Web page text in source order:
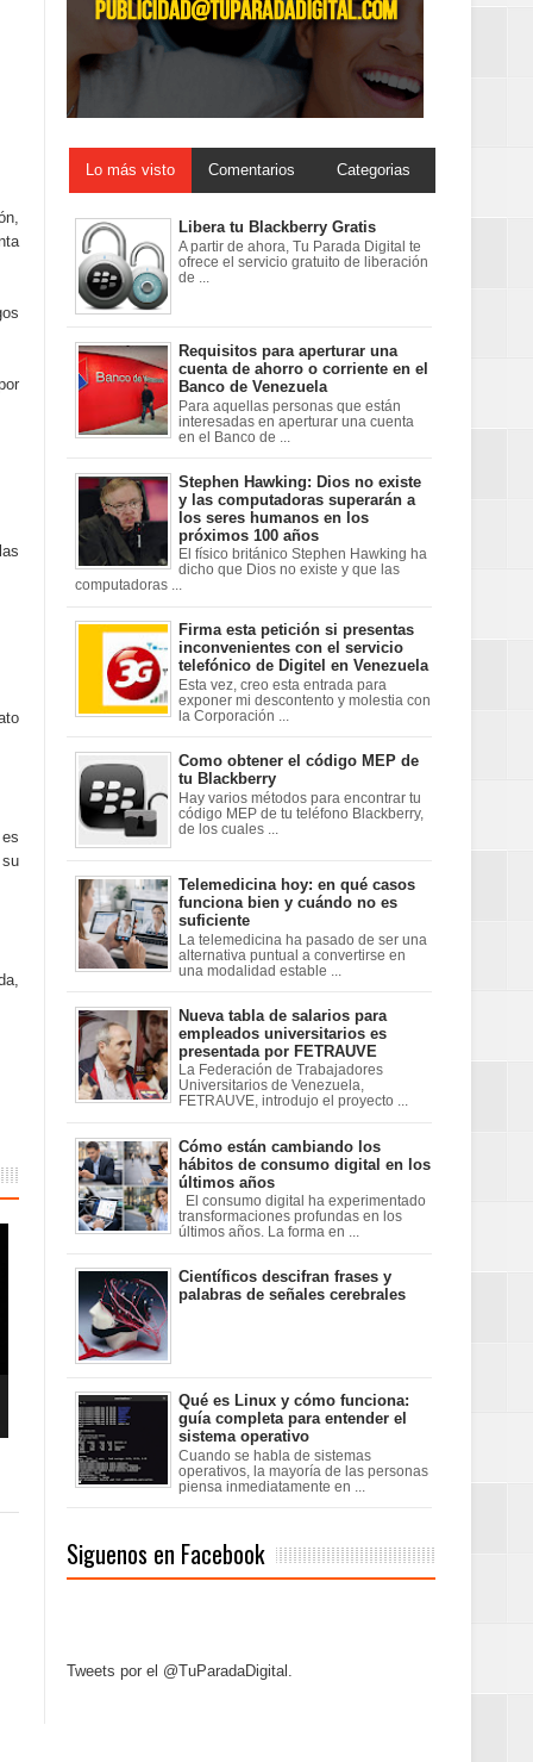
Lo más visto Comentarios Categorias
Libera tu Blackberry Gratis
A partir de ahora, Tu Parada Digital te
ofrece el servicio gratuito de liberación
de ...
Requisitos para aperturar una
cuenta de ahorro o corriente en el
Banco de Venezuela
Para aquellas personas que están
interesadas en aperturar una cuenta
en el Banco de ...
Stephen Hawking: Dios no existe
y las computadoras superarán a
los seres humanos en los
próximos 100 años
El físico británico Stephen Hawking ha
dicho que Dios no existe y que las
computadoras ...
Firma esta petición si presentas
inconvenientes con el servicio
telefónico de Digitel en Venezuela
Esta vez, creo esta entrada para
exponer mi descontento y molestia con
la Corporación ...
Como obtener el código MEP de
tu Blackberry
Hay varios métodos para encontrar tu
código MEP de tu teléfono Blackberry,
de los cuales ...
Telemedicina hoy: en qué casos
funciona bien y cuándo no es
suficiente
La telemedicina ha pasado de ser una
alternativa puntual a convertirse en
una modalidad estable ...
Nueva tabla de salarios para
empleados universitarios es
presentada por FETRAUVE
La Federación de Trabajadores
Universitarios de Venezuela,
FETRAUVE, introdujo el proyecto ...
Cómo están cambiando los
hábitos de consumo digital en los
últimos años
El consumo digital ha experimentado
transformaciones profundas en los
últimos años. La forma en ...
Científicos descifran frases y
palabras de señales cerebrales
Qué es Linux y cómo funciona:
guía completa para entender el
sistema operativo
Cuando se habla de sistemas
operativos, la mayoría de las personas
piensa inmediatamente en ...
Siguenos en Facebook
Tweets por el @TuParadaDigital.